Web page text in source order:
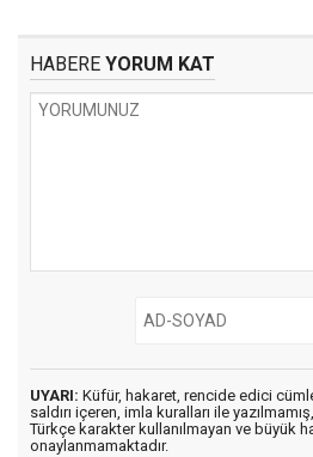
HABERE YORUM KAT
UYARI: Küfür, hakaret, rencide edici
saldırı içeren, imla kuralları ile yazılmamış,
Türkçe karakter kullanılmayan ve büyük
onaylanmamaktadır.